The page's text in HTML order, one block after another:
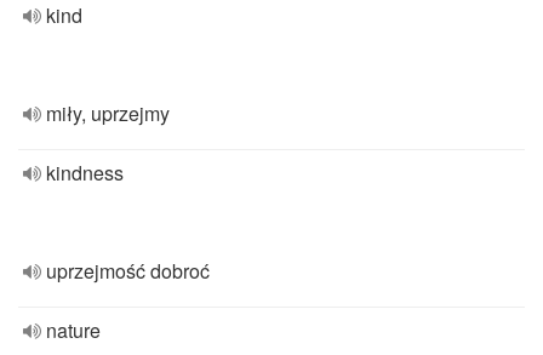
kind
miły, uprzejmy
kindness
uprzejmość dobroć
nature